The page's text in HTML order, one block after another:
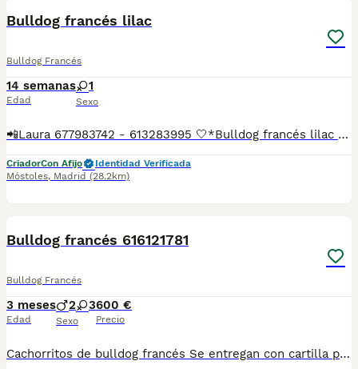
Bulldog francés lilac
Bulldog Francés
14 semanas
Edad
1
Sexo
📲Laura 677983742 - 613283995 🤍*Bulldog francés lilac hembra*🤍 ¿Buscas un nuevo compañero para tu hogar? ❤️ Tenemos preciosos cachorros listos para encontrar una familia responsable. ✅ Vacunados ✅ Desparasitados ✅ Cartilla sanitaria ✅ Garantías incluidas ✅ Máxima atención y cuidado Se hacen envíos a toda España: Andalucía: Almería, Cádiz, Córdoba, Granada, Huelva, Jaén, Málaga, Sevilla.Aragón: Huesca, Teruel, Zaragoza.Asturias: Oviedo.Baleares: Palma.Canarias: Las Palmas de Gran Canaria, Santa Cruz de Tenerife.Cantabria: Santander.Castilla-La Mancha: Albacete, Ciudad Real, Cuenca, Guadalajara, Toledo.Castilla y León: Ávila, Burgos, León, Palencia, Salamanca, Segovia, Soria, Valladolid, Zamora.Cataluña: Barcelona, Gerona (Girona), Lérida (Lleida), Tarragona.Comunidad Valenciana: Alicante, Castellón de la Plana, Valencia.Extremadura: Badajoz, Cáceres.Galicia: La Coruña (A Coruña), Lugo, Orense (Ourense), Pontevedra.La Rioja: Logroño.Madrid: Madrid.Murcia: Murcia.Navarra: Pamplona.País Vasco: Bilbao (Vizcaya), San Sebastián (Guipúzcoa), Vitoria (Álava). 🐾 Cachorros sanos, sociables y criados con mucho cariño. 📲 ¡Pregunta sin compromiso por disponibilidad, fotos y precios por mensaje privado!
CriadorCon Afijo
Identidad Verificada
Móstoles, Madrid (28.2km)
Bulldog francés 616121781
Bulldog Francés
3 meses
Edad
2 3
Sexo
600 €
Precio
Cachorritos de bulldog francés Se entregan con cartilla pasaporte Desparasitados y vacunados Criados en ambiente familiar para más información al WhatsApp del 616121781